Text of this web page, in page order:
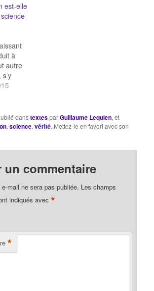
est-elle
à
autre
ne
et
: Oui,
:
danstextesparGuillaume Lequien, et
,science,vérité. Mettez-le en favori avec son
un commentaire
mail ne sera pas publiée. Les champs
indiqués avec*
*